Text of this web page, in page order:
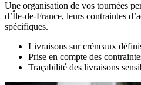
Une organisation de vos tournées
d’Île-de-France, leurs contraintes
spécifiques.
Livraisons sur créneaux
Prise en compte des
Traçabilité des livraisons